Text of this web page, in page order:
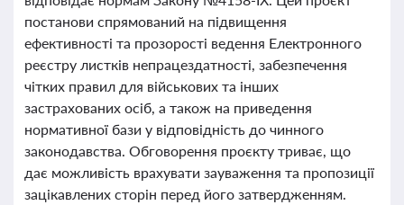
постанови спрямований на підвищення
ефективності та прозорості ведення Електронного
реєстру листків непрацездатності, забезпечення
чітких правил для військових та інших
застрахованих осіб, а також на приведення
нормативної бази у відповідність до чинного
законодавства. Обговорення проєкту триває, що
дає можливість врахувати зауваження та пропозиції
зацікавлених сторін перед його затвердженням.